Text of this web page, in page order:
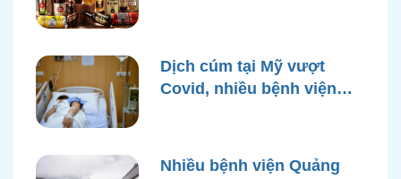
Dịch cúm tại Mỹ vượt
Covid, nhiều bệnh viện
Nhiều bệnh viện Quảng